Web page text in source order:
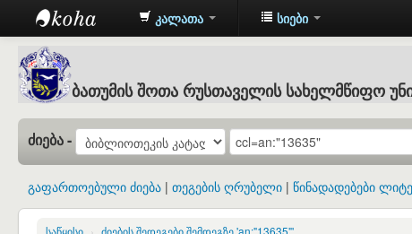
Batumi
Shota
Rustaveli
State
University
: ბათუმის
შოთა
კალათა სიები
ბათუმის შოთა რუსთაველის სახელმწიფო
ძიება -
გაფართოებული ძიება თეგების ღრუბელი წინადადებები